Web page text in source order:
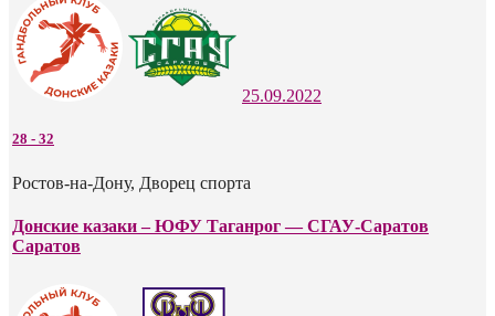
25.09.2022
28 - 32
Ростов-на-Дону, Дворец спорта
Донские казаки – ЮФУ Таганрог — СГАУ-Саратов
Саратов